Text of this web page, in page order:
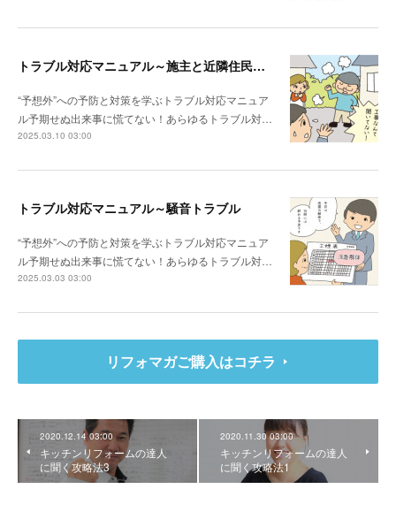
トラブル対応マニュアル～施主と近隣住民との関係性が悪い場合は？
“予想外”への予防と対策を学ぶトラブル対応マニュア
ル予期せぬ出来事に慌てない！あらゆるトラブル対…
2025.03.10 03:00
トラブル対応マニュアル～騒音トラブル
“予想外”への予防と対策を学ぶトラブル対応マニュア
ル予期せぬ出来事に慌てない！あらゆるトラブル対…
2025.03.03 03:00
リフォマガご購入はコチラ
2020.12.14 03:00
キッチンリフォームの達人
に聞く攻略法3
2020.11.30 03:00
キッチンリフォームの達人
に聞く攻略法1